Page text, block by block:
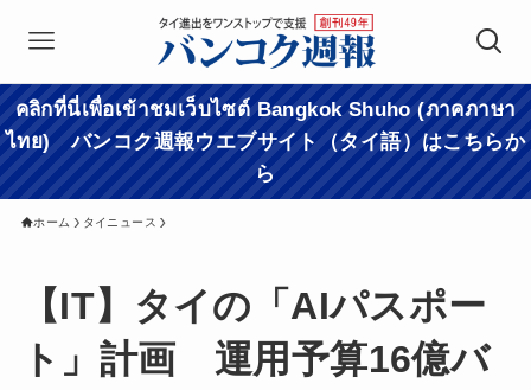
คลิกที่นี่เพื่อเข้าชมเว็บไซต์ Bangkok Shuho (ภาคภาษา
ไทย) バンコク週報ウエブサイト（タイ語）はこちらか
ら
ホーム タイニュース
【IT】タイの「AIパスポー
ト」計画 運用予算16億バ